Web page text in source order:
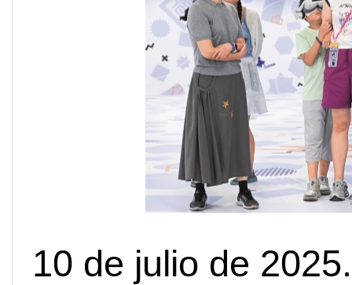
10 de julio de